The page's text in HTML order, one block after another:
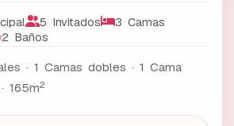
5 Invitados
3 Camas
2 Baños
· 1 Camas dobles · 1 Cama
165m2